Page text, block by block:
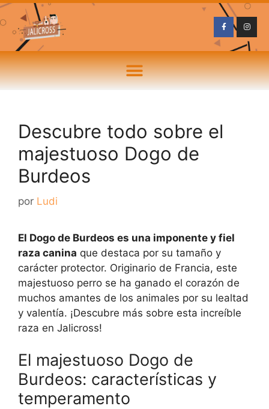
Descubre todo sobre el
majestuoso Dogo de
Burdeos
por Ludi
El Dogo de Burdeos es una imponente y fiel
raza canina que destaca por su tamaño y
carácter protector. Originario de Francia, este
majestuoso perro se ha ganado el corazón de
muchos amantes de los animales por su lealtad
y valentía. ¡Descubre más sobre esta increíble
raza en Jalicross!
El majestuoso Dogo de
Burdeos: características y
temperamento